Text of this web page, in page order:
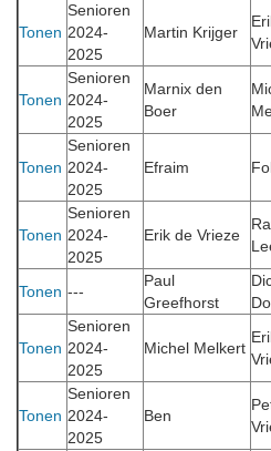
Tonen
Senioren
2024-
2025
Martin Krijger
Tonen
Senioren
2024-
2025
Marnix den
Boer
Tonen
Senioren
2024-
2025
Efraim
Tonen
Senioren
2024-
2025
Erik de Vrieze
Tonen ---
Paul
Greefhorst
Tonen
Senioren
2024-
2025
Michel Melkert
Tonen
Senioren
2024-
2025
Ben